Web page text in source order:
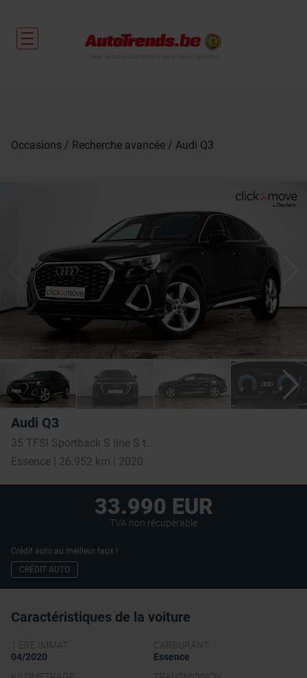
Occasions Recherche avancée Audi Q3
Audi Q3
Essence | 26.952 km | 2020
33.990 EUR
TVA non récupérable
Crédit auto au meilleur taux !
CRÉDIT AUTO
Caractéristiques de la voiture
1 ÉRE IMMAT
04/2020
CARBURANT
Essence